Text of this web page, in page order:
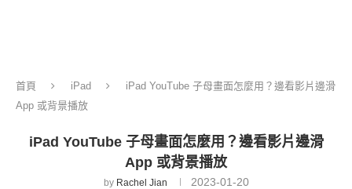
首頁 iPad
iPad YouTube 子母畫面怎麼用？邊看影片邊滑
App 或背景播放
iPad YouTube 子母畫面怎麼用？邊看影片邊滑
App 或背景播放
by Rachel Jian 2023-01-20